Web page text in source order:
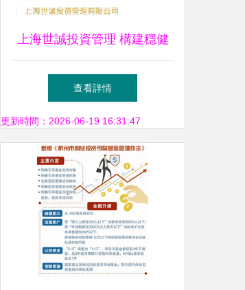
上海世誠投資管理 構建穩健
高效的項目投資策略
查看詳情
更新時間：2026-06-19 16:31:47